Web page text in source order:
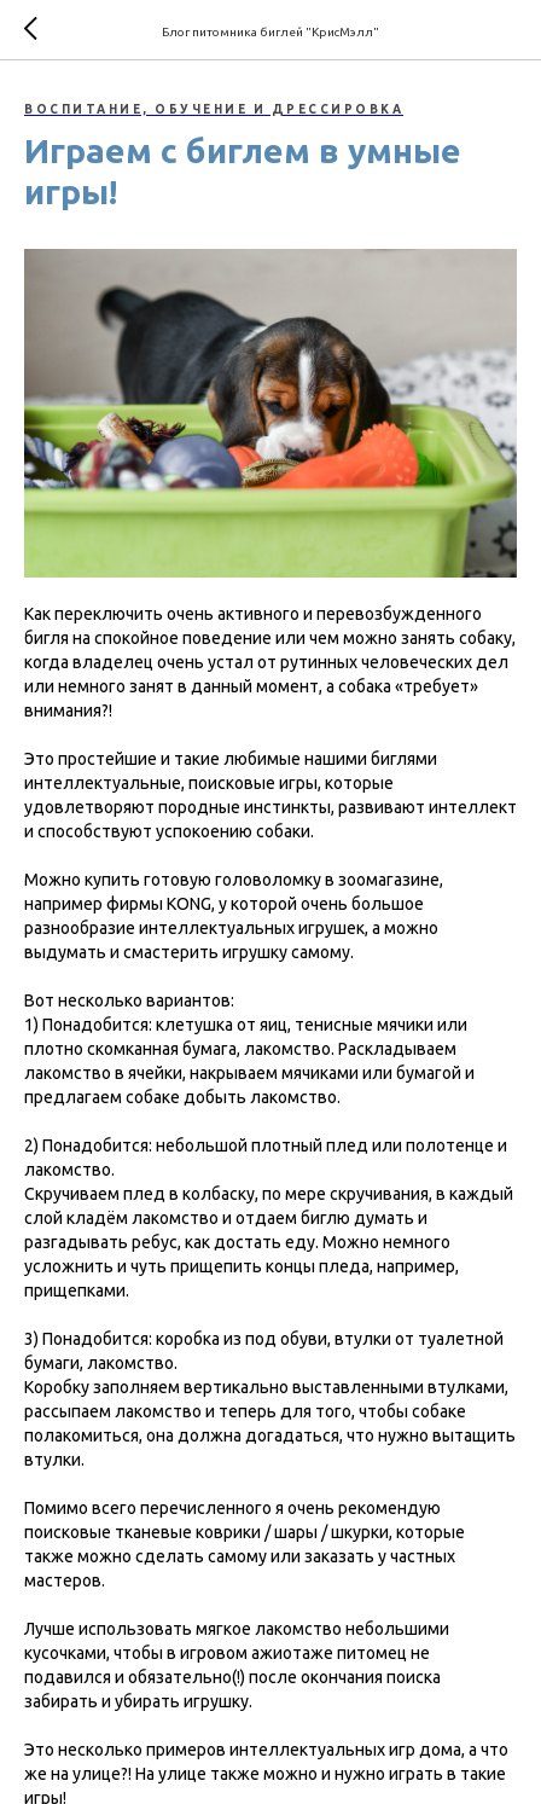
Блог питомника биглей "КрисМэлл"
ВОСПИТАНИЕ, ОБУЧЕНИЕ И ДРЕССИРОВКА
Играем с биглем в умные
игры!
Как переключить очень активного и перевозбужденного
бигля на спокойное поведение или чем можно занять собаку,
когда владелец очень устал от рутинных человеческих дел
или немного занят в данный момент, а собака «требует»
внимания?!
Это простейшие и такие любимые нашими биглями
интеллектуальные, поисковые игры, которые
удовлетворяют породные инстинкты, развивают интеллект
и способствуют успокоению собаки.
Можно купить готовую головоломку в зоомагазине,
например фирмы KONG, у которой очень большое
разнообразие интеллектуальных игрушек, а можно
выдумать и смастерить игрушку самому.
Вот несколько вариантов:
1) Понадобится: клетушка от яиц, тенисные мячики или
плотно скомканная бумага, лакомство. Раскладываем
лакомство в ячейки, накрываем мячиками или бумагой и
предлагаем собаке добыть лакомство.
2) Понадобится: небольшой плотный плед или полотенце и
лакомство.
Скручиваем плед в колбаску, по мере скручивания, в каждый
слой кладём лакомство и отдаем биглю думать и
разгадывать ребус, как достать еду. Можно немного
усложнить и чуть прищепить концы пледа, например,
прищепками.
3) Понадобится: коробка из под обуви, втулки от туалетной
бумаги, лакомство.
Коробку заполняем вертикально выставленными втулками,
рассыпаем лакомство и теперь для того, чтобы собаке
полакомиться, она должна догадаться, что нужно вытащить
втулки.
Помимо всего перечисленного я очень рекомендую
поисковые тканевые коврики / шары / шкурки, которые
также можно сделать самому или заказать у частных
мастеров.
Лучше использовать мягкое лакомство небольшими
кусочками, чтобы в игровом ажиотаже питомец не
подавился и обязательно(!) после окончания поиска
забирать и убирать игрушку.
Это несколько примеров интеллектуальных игр дома, а что
же на улице?! На улице также можно и нужно играть в такие
игры!